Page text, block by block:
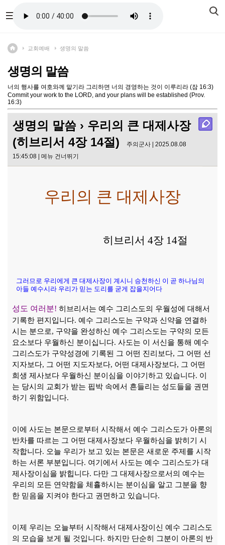
교회예배 생명의 말씀
생명의 말씀
너의 행사를 여호와께 맡기라 그리하면 너의 경영하는 것이 이루리라 (잠 16:3)
Commit your work to the LORD, and your plans will be established (Prov.
16:3)
생명의 말씀 › 우리의 큰 대제사장
(히브리서 4장 14절)
주의군사 | 2025.08.08
15:45:08 | 메뉴 건너뛰기
우리의 큰 대제사장
히브리서 4장 14절
그러므로 우리에게 큰 대제사장이 계시니 승천하신 이 곧 하나님의
아들 예수시라 우리가 믿는 도리를 굳게 잡을지어다
성도 여러분! 히브리서는 예수 그리스도의 우월성에 대해서
기록한 편지입니다. 예수 그리스도는 구약과 신약을 연결하
시는 분으로, 구약을 완성하신 예수 그리스도는 구약의 모든
요소보다 우월하신 분이십니다. 사도는 이 서신을 통해 예수
그리스도가 구약성경에 기록된 그 어떤 진리보다, 그 어떤 선
지자보다, 그 어떤 지도자보다, 어떤 대제사장보다, 그 어떤
희생 제사보다 우월하신 분이심을 이야기하고 있습니다. 이
는 당시의 교회가 받는 핍박 속에서 흔들리는 성도들을 권면
하기 위함입니다.
이에 사도는 본문으로부터 시작해서 예수 그리스도가 아론의
반차를 따르는 그 어떤 대제사장보다 우월하심을 밝히기 시
작합니다. 오늘 우리가 보고 있는 본문은 새로운 주제를 시작
하는 서론 부분입니다. 여기에서 사도는 예수 그리스도가 대
제사장이심을 밝힙니다. 다만 그 대제사장으로서의 예수는
우리의 모든 연약함을 체휼하시는 분이심을 알고 그분을 향
한 믿음을 지켜야 한다고 권면하고 있습니다.
이제 우리는 오늘부터 시작해서 대제사장이신 예수 그리스도
의 모습을 보게 될 것입니다. 하지만 단순히 그분이 아론의 반